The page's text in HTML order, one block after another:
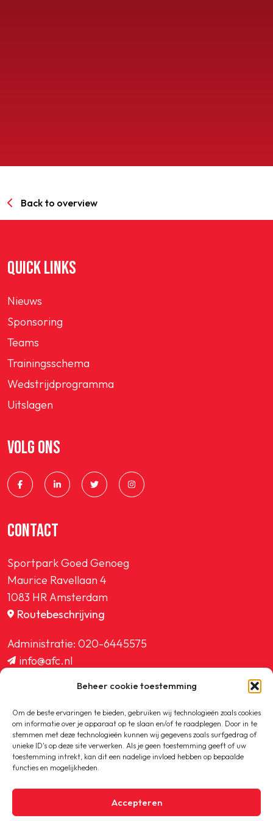
Beheer cookie toestemming
Om de beste ervaringen te bieden, gebruiken wij technologieën zoals cookies
om informatie over je apparaat op te slaan en/of te raadplegen. Door in te
stemmen met deze technologieën kunnen wij gegevens zoals surfgedrag of
unieke ID's op deze site verwerken. Als je geen toestemming geeft of uw
toestemming intrekt, kan dit een nadelige invloed hebben op bepaalde
functies en mogelijkheden.
Accepteren
Back to overview
QUICK LINKS
Nieuws
Sponsoring
Teams
Trainingsschema
Wedstrijdprogramma
Uitslagen
VOLG ONS
CONTACT
Sportpark Goed Genoeg
Maurice Ravellaan 4
1083 HR Amsterdam
Routebeschrijving
Administratie: 020-6445575
info@afc.nl
ledenadministratie@afc.nl
Copyright © 2020-2026 AFC